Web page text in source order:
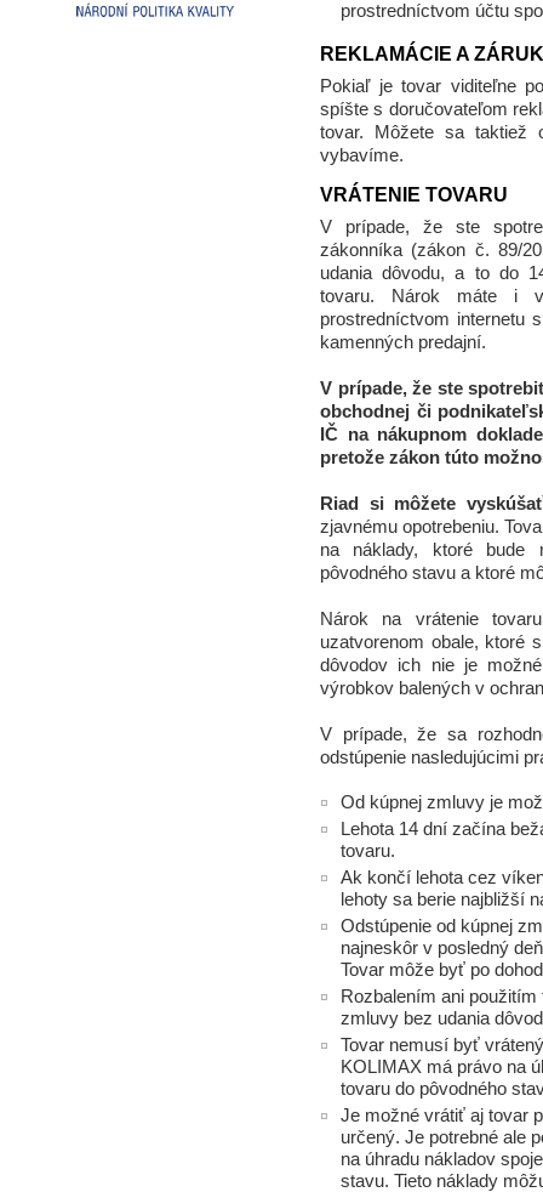
prostredníctvom účtu
REKLAMÁCIE A
Pokiaľ je tovar viditeľne
spíšte s doručovateľom
tovar. Môžete sa taktiež
vybavíme.
VRÁTENIE TOVARU
V prípade, že ste
zákonníka (zákon č. 89/
udania dôvodu, a to do
tovaru. Nárok máte i v
prostredníctvom internetu
kamenných predajní.
V prípade, že ste
obchodnej či
IČ na nákupnom
pretože zákon túto
Riad si môžete vyskúšať
zjavnému opotrebeniu.
na náklady, ktoré bude
pôvodného stavu a ktoré
Nárok na vrátenie
uzatvorenom obale, ktoré
dôvodov ich nie je
výrobkov balených v
V prípade, že sa
odstúpenie nasledujúcimi
Od kúpnej zmluvy je
Lehota 14 dní začína
tovaru.
Ak končí lehota cez
lehoty sa berie najbližší
Odstúpenie od kúpnej
najneskôr v posledný
Tovar môže byť po
Rozbalením ani
zmluvy bez udania
Tovar nemusí byť
KOLIMAX má právo na
tovaru do pôvodného
Je možné vrátiť aj tovar
určený. Je potrebné ale
na úhradu nákladov
stavu. Tieto náklady